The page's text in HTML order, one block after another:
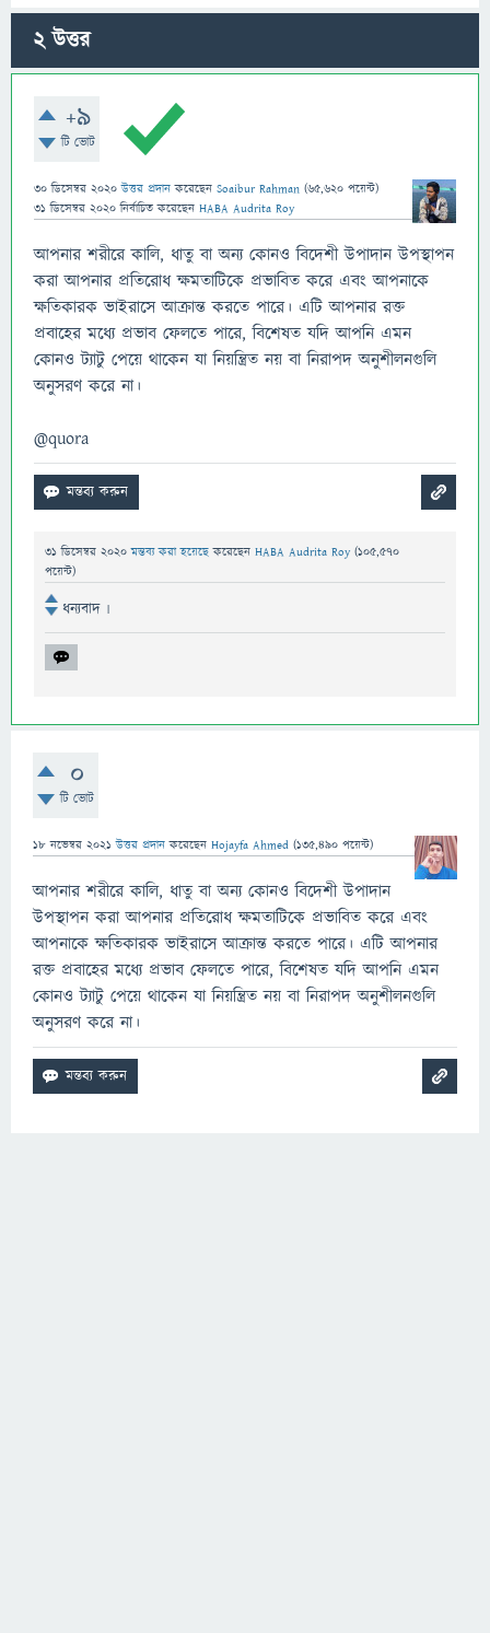
2উত্তর
+9
টি ভোট
30 ডিসেম্বর 2020 উত্তর প্রদান করেছেন Soaibur Rahman (65,620 পয়েন্ট)
31 ডিসেম্বর 2020 নির্বাচিত করেছেন HABA Audrita Roy
আপনার শরীরে কালি, ধাতু বা অন্য কোনও বিদেশী উপাদান উপস্থাপন
করা আপনার প্রতিরোধ ক্ষমতাটিকে প্রভাবিত করে এবং আপনাকে
ক্ষতিকারক ভাইরাসে আক্রান্ত করতে পারে। এটি আপনার রক্ত
প্রবাহের মধ্যে প্রভাব ফেলতে পারে, বিশেষত যদি আপনি এমন
কোনও ট্যাটু পেয়ে থাকেন যা নিয়ন্ত্রিত নয় বা নিরাপদ অনুশীলনগুলি
অনুসরণ করে না।
@quora
31 ডিসেম্বর 2020 মন্তব্য করা হয়েছেকরেছেন HABA Audrita Roy (105,570
পয়েন্ট)
ধন্যবাদ ৷
0
টি ভোট
18 নভেম্বর 2021 উত্তর প্রদান করেছেন Hojayfa Ahmed (135,490 পয়েন্ট)
আপনার শরীরে কালি, ধাতু বা অন্য কোনও বিদেশী উপাদান
উপস্থাপন করা আপনার প্রতিরোধ ক্ষমতাটিকে প্রভাবিত করে এবং
আপনাকে ক্ষতিকারক ভাইরাসে আক্রান্ত করতে পারে। এটি আপনার
রক্ত প্রবাহের মধ্যে প্রভাব ফেলতে পারে, বিশেষত যদি আপনি এমন
কোনও ট্যাটু পেয়ে থাকেন যা নিয়ন্ত্রিত নয় বা নিরাপদ অনুশীলনগুলি
অনুসরণ করে না।